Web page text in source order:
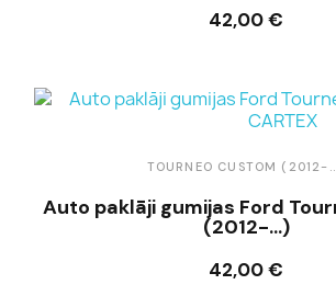
42,00 €
Ielikt grozā
TOURNEO CUSTOM (2012-
Auto paklāji gumijas Ford
(2012-...)
42,00 €
Ielikt grozā